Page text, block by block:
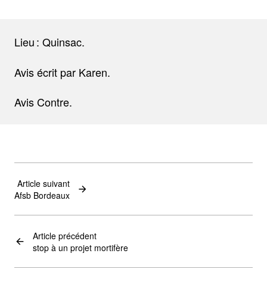
Lieu : Quinsac.
Avis écrit par Karen.
Avis Contre.
Article précédent
stop à un projet mortifère
Article suivant
Afsb Bordeaux